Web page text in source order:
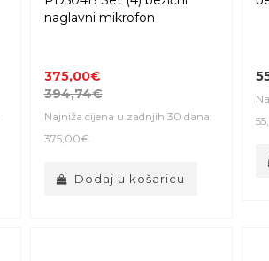
naglavni mikrofon
375,00€
394,74€
Najniža cijena u zadnjih 30 dana:
375,00€
Dodaj u košaricu